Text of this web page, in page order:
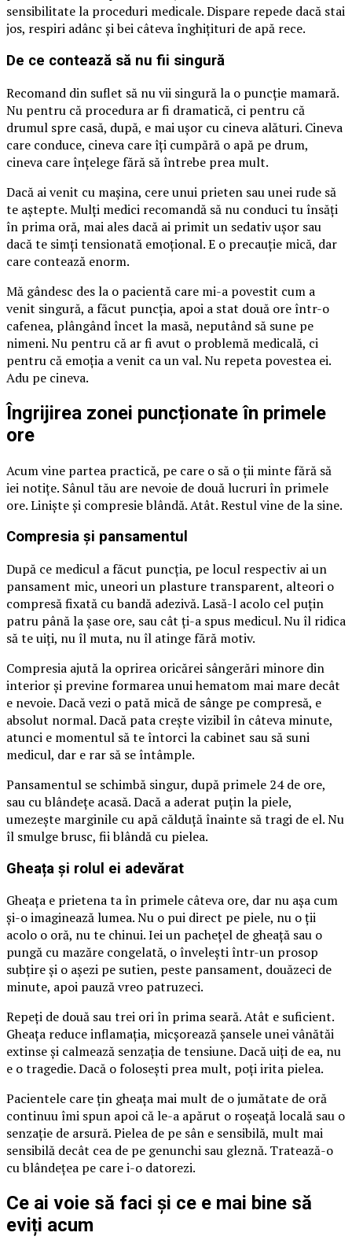
sensibilitate la proceduri medicale. Dispare repede dacă stai
jos, respiri adânc și bei câteva înghițituri de apă rece.
De ce contează să nu fii singură
Recomand din suflet să nu vii singură la o puncție mamară.
Nu pentru că procedura ar fi dramatică, ci pentru că
drumul spre casă, după, e mai ușor cu cineva alături. Cineva
care conduce, cineva care îți cumpără o apă pe drum,
cineva care înțelege fără să întrebe prea mult.
Dacă ai venit cu mașina, cere unui prieten sau unei rude să
te aștepte. Mulți medici recomandă să nu conduci tu însăți
în prima oră, mai ales dacă ai primit un sedativ ușor sau
dacă te simți tensionată emoțional. E o precauție mică, dar
care contează enorm.
Mă gândesc des la o pacientă care mi-a povestit cum a
venit singură, a făcut puncția, apoi a stat două ore într-o
cafenea, plângând încet la masă, neputând să sune pe
nimeni. Nu pentru că ar fi avut o problemă medicală, ci
pentru că emoția a venit ca un val. Nu repeta povestea ei.
Adu pe cineva.
Îngrijirea zonei puncționate în primele
ore
Acum vine partea practică, pe care o să o ții minte fără să
iei notițe. Sânul tău are nevoie de două lucruri în primele
ore. Liniște și compresie blândă. Atât. Restul vine de la sine.
Compresia și pansamentul
După ce medicul a făcut puncția, pe locul respectiv ai un
pansament mic, uneori un plasture transparent, alteori o
compresă fixată cu bandă adezivă. Lasă-l acolo cel puțin
patru până la șase ore, sau cât ți-a spus medicul. Nu îl ridica
să te uiți, nu îl muta, nu îl atinge fără motiv.
Compresia ajută la oprirea oricărei sângerări minore din
interior și previne formarea unui hematom mai mare decât
e nevoie. Dacă vezi o pată mică de sânge pe compresă, e
absolut normal. Dacă pata crește vizibil în câteva minute,
atunci e momentul să te întorci la cabinet sau să suni
medicul, dar e rar să se întâmple.
Pansamentul se schimbă singur, după primele 24 de ore,
sau cu blândețe acasă. Dacă a aderat puțin la piele,
umezește marginile cu apă călduță înainte să tragi de el. Nu
îl smulge brusc, fii blândă cu pielea.
Gheața și rolul ei adevărat
Gheața e prietena ta în primele câteva ore, dar nu așa cum
și-o imaginează lumea. Nu o pui direct pe piele, nu o ții
acolo o oră, nu te chinui. Iei un pachețel de gheață sau o
pungă cu mazăre congelată, o învelești într-un prosop
subțire și o așezi pe sutien, peste pansament, douăzeci de
minute, apoi pauză vreo patruzeci.
Repeți de două sau trei ori în prima seară. Atât e suficient.
Gheața reduce inflamația, micșorează șansele unei vânătăi
extinse și calmează senzația de tensiune. Dacă uiți de ea, nu
e o tragedie. Dacă o folosești prea mult, poți irita pielea.
Pacientele care țin gheața mai mult de o jumătate de oră
continuu îmi spun apoi că le-a apărut o roșeață locală sau o
senzație de arsură. Pielea de pe sân e sensibilă, mult mai
sensibilă decât cea de pe genunchi sau gleznă. Tratează-o
cu blândețea pe care i-o datorezi.
Ce ai voie să faci și ce e mai bine să
eviți acum